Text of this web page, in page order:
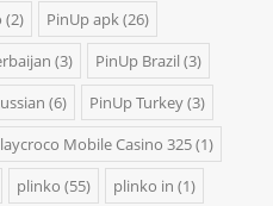
(2) PinUp apk (26)
(3) PinUp Brazil (3)
(6) PinUp Turkey(3)
Mobile Casino 325(1)
plinko (55) plinko in (1)